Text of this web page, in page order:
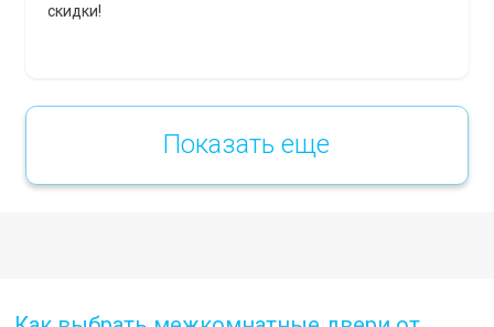
скидки!
Показать еще